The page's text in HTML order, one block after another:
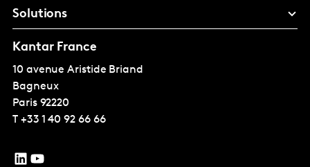
Solutions
Kantar France
10 avenue Aristide Briand
Bagneux
Paris 92220
T +33 1 40 92 66 66